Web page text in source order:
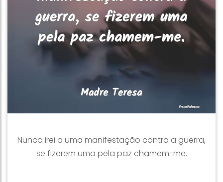
Nunca irei a uma manifestação contra a guerra,
se fizerem uma pela paz chamem-me.